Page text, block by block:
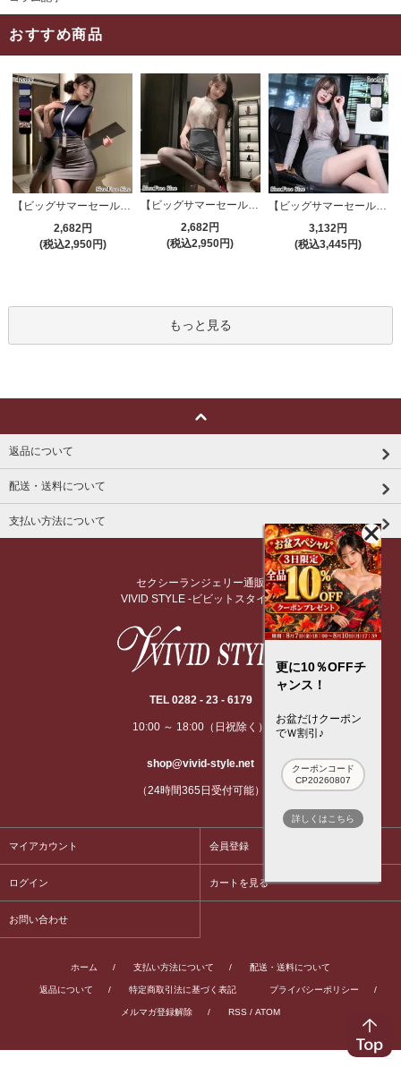
おすすめ商品
【ビッグサマーセール対象品】セクシーコスプレ(SEXYCOSPLAY) 4421
2,682円
(税込2,950円)
【ビッグサマーセール対象品】セクシーコスプレ(SEXYCOSPLAY) 4191
2,682円
(税込2,950円)
【ビッグサマーセール対象品】セクシーコスプレ(SEXYCOSPLAY) 4173
3,132円
(税込3,445円)
もっと見る
返品について
配送・送料について
支払い方法について
セクシーランジェリー通販
VIVID STYLE -ビビットスタイル-
TEL 0282 - 23 - 6179
10:00 ～ 18:00（日祝除く）
shop@vivid-style.net
（24時間365日受付可能）
マイアカウント 会員登録
ログイン カートを見る
お問い合わせ
ホーム / 支払い方法について / 配送・送料について
返品について / 特定商取引法に基づく表記 プライバシーポリシー /
メルマガ登録解除 / RSS / ATOM
更に10％OFFチ
ャンス！
お盆だけクーポン
でＷ割引♪
クーポンコード
CP20260807
詳しくはこちら